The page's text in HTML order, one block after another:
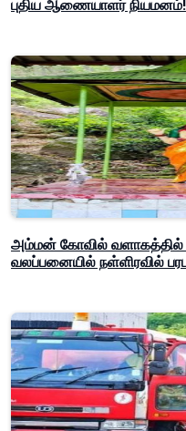
புதிய ஆணையாளர் நியமனம்!
அம்மன் கோவில் வளாகத்தில்
வலப்பனையில் நள்ளிரவில்